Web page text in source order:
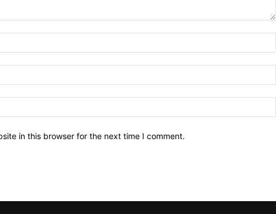
in this browser for the next time I comment.